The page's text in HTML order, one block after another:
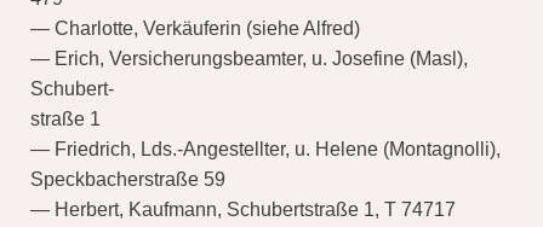
— Charlotte, Verkäuferin (siehe Alfred)
— Erich, Versicherungsbeamter, u. Josefine (Masl),
Schubert-
straße 1
— Friedrich, Lds.-Angestellter, u. Helene (Montagnolli),
Speckbacherstraße 59
— Herbert, Kaufmann, Schubertstraße 1, T 74717